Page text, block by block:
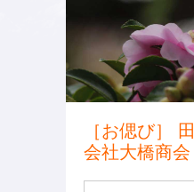
［お偲び］
会社大橋商会